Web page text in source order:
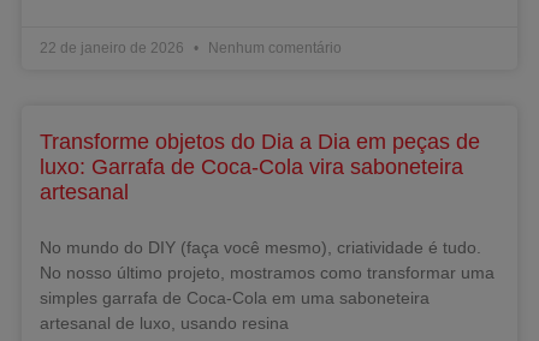
22 de janeiro de 2026 Nenhum comentário
Transforme objetos do Dia a Dia em peças de
luxo: Garrafa de Coca-Cola vira saboneteira
artesanal
No mundo do DIY (faça você mesmo), criatividade é tudo.
No nosso último projeto, mostramos como transformar uma
simples garrafa de Coca-Cola em uma saboneteira
artesanal de luxo, usando resina